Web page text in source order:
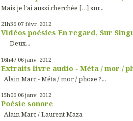
Mais je l’ai aussi cherchée […] sur...
21h36 07 févr. 2012
Vidéos poésies En regard, Sur
Deux...
16h47 06 janv. 2012
Extraits livre audio - Méta / mor /
Alain Marc - Méta / mor / phose ?...
15h06 06 janv. 2012
Poésie sonore
Alain Marc / Laurent Maza